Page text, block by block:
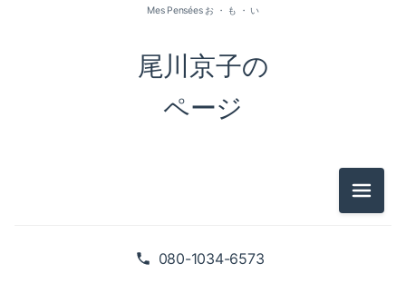
080-1034-6573
尾川京子の
ページ
Mes Pensées お ・ も ・ い
メニュ